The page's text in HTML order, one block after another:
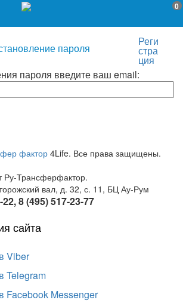
0
Реги
стра
ция
пароля
пароля введите ваш email:
фактор 4Life. Все права защищены.
Трансферфактор.
вал, д. 32, с. 11, БЦ Ау-Рум
8 (495) 517-23-77
сайта
Viber
Telegram
Facebook Messenger